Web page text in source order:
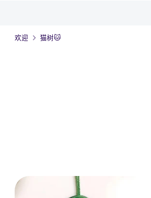
欢迎 猫树🐱